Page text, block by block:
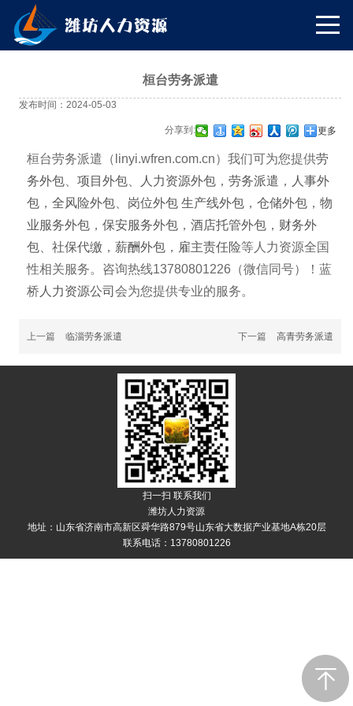
桓台劳务派遣
发布时间：2024-05-03
分享到: 更多
桓台劳务派遣（linyi.wfren.com.cn）我们可为您提供劳
务外包
项目外包 人力资源外包 ， 劳务派遣 ，
人事外
包 ， 全风险外包 岗位外包 生产线外包 ， 仓储外包 ， 物
业服务外包 ， 保安服务外包 ， 酒店托管外包 ， 财务外
包
社保代缴 ， 薪酬外包 ， 雇主责任险等人力资源全国
性相关服务。咨询热线13780801226（微信同号）！蓝
桥 人力资源公司 会为您提供专业的服务。
上一篇 临淄劳务派遣 下一篇 高青劳务派遣
扫一扫 联系我们
潍坊人力资源
地址：山东省济南市高新区舜华路879号山东省大数据产业基地A栋20层
联系电话：13780801226